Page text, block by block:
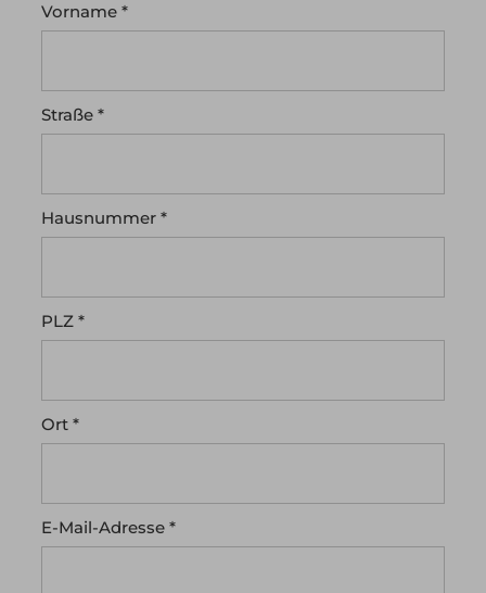
Vorname *
Straße *
Hausnummer *
PLZ *
Ort *
E-Mail-Adresse *